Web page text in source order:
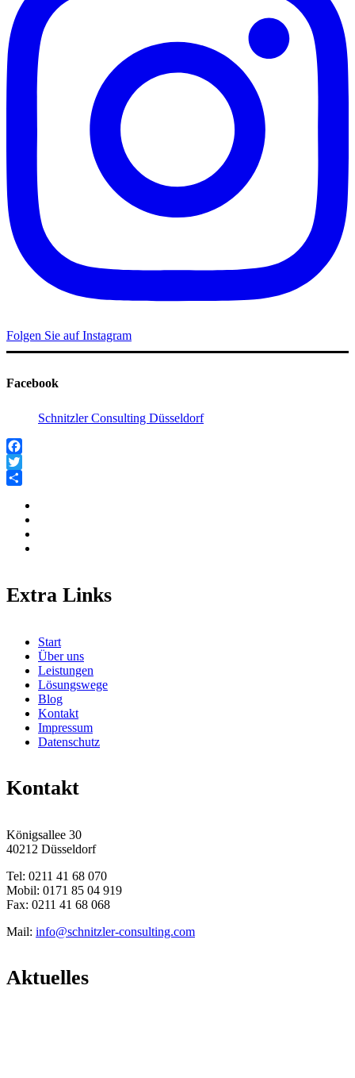
Folgen Sie auf Instagram
Facebook
Schnitzler Consulting Düsseldorf
Facebook
Twitter
Extra Links
Start
Über uns
Leistungen
Lösungswege
Blog
Kontakt
Impressum
Datenschutz
Kontakt
Königsallee 30
40212 Düsseldorf
Tel: 0211 41 68 070
Mobil: 0171 85 04 919
Fax: 0211 41 68 068
Mail: info@schnitzler-consulting.com
Aktuelles